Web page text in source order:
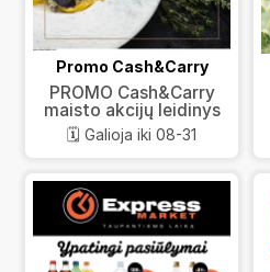
Promo Cash&Carry
PROMO Cash&Carry
maisto akcijų leidinys
🗓️ Galioja iki 08-31